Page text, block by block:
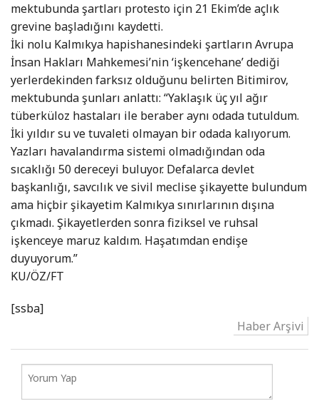
mektubunda şartları protesto için 21 Ekim’de açlık
grevine başladığını kaydetti.
İki nolu Kalmıkya hapishanesindeki şartların Avrupa
İnsan Hakları Mahkemesi’nin ‘işkencehane’ dediği
yerlerdekinden farksız olduğunu belirten Bitimirov,
mektubunda şunları anlattı: “Yaklaşık üç yıl ağır
tüberküloz hastaları ile beraber aynı odada tutuldum.
İki yıldır su ve tuvaleti olmayan bir odada kalıyorum.
Yazları havalandırma sistemi olmadığından oda
sıcaklığı 50 dereceyi buluyor. Defalarca devlet
başkanlığı, savcılık ve sivil meclise şikayette bulundum
ama hiçbir şikayetim Kalmıkya sınırlarının dışına
çıkmadı. Şikayetlerden sonra fiziksel ve ruhsal
işkenceye maruz kaldım. Haşatımdan endişe
duyuyorum.”
KU/ÖZ/FT
[ssba]
Haber Arşivi